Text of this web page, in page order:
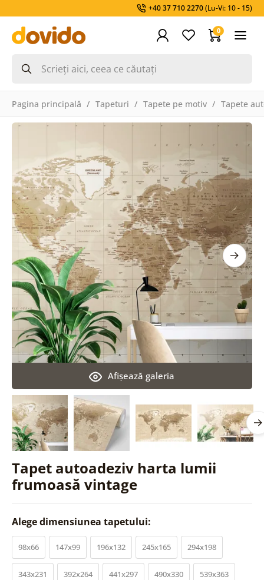
+40 37 710 2270(Lu-Vi: 10 - 15)
0
Pagina principală Tapeturi Tapete pe motiv Tapete
Tapet autoadeziv harta lumii
frumoasă vintage
Afişează galeria
Alege dimensiunea tapetului:
98x66 147x99 196x132 245x165 294x198
343x231 392x264 441x297 490x330 539x363